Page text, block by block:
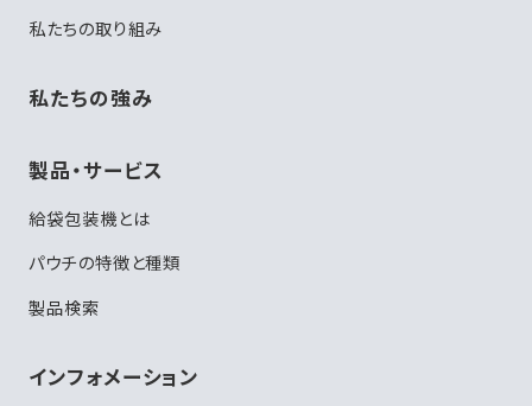
私たちの取り組み
私たちの強み
製品・サービス
給袋包装機とは
パウチの特徴と種類
製品検索
インフォメーション